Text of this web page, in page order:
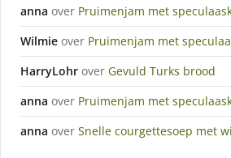
anna over Pruimenjam met
Wilmie over Pruimenjam met
HarryLohr over Gevuld Turks brood
anna over Pruimenjam met
anna over Snelle courgettesoep met